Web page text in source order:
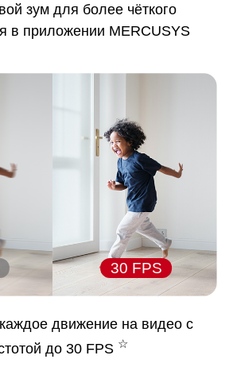
зум для более чёткого
в приложении MERCUSYS
30 FPS
движение на видео с
до 30 FPS ☆